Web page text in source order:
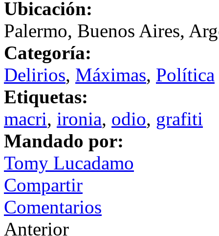
Ubicación:
Palermo, Buenos Aires,
Categoría:
Delirios, Máximas, Política
Etiquetas:
macri, ironia, odio, grafiti
Mandado por:
Tomy Lucadamo
Compartir
Comentarios
Anterior